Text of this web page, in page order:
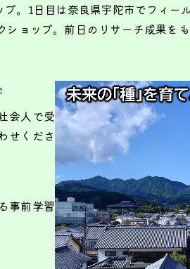
。1日目は奈良県宇陀市でフィー
ョップ。前日のリサーチ成果を
会人で受
せくださ
事前学習